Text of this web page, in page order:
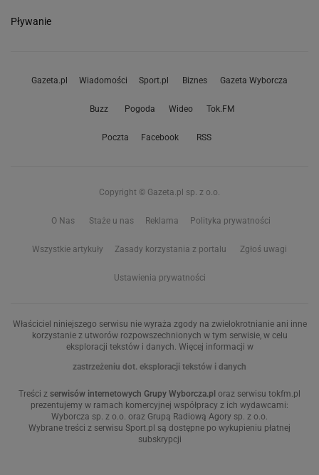
Pływanie
Gazeta.pl Wiadomości Sport.pl Biznes Gazeta Wyborcza
Buzz Pogoda Wideo Tok.FM
Poczta Facebook RSS
Copyright © Gazeta.pl sp. z o.o.
O Nas Staże u nas Reklama Polityka prywatności
Wszystkie artykuły Zasady korzystania z portalu Zgłoś uwagi
Ustawienia prywatności
Właściciel niniejszego serwisu nie wyraża zgody na zwielokrotnianie ani inne
korzystanie z utworów rozpowszechnionych w tym serwisie, w celu
eksploracji tekstów i danych. Więcej informacji w
zastrzeżeniu dot. eksploracji tekstów i danych
Treści z serwisów internetowych Grupy Wyborcza.pl oraz serwisu tokfm.pl
prezentujemy w ramach komercyjnej współpracy z ich wydawcami:
Wyborcza sp. z o.o. oraz Grupą Radiową Agory sp. z o.o.
Wybrane treści z serwisu Sport.pl są dostępne po wykupieniu płatnej
subskrypcji